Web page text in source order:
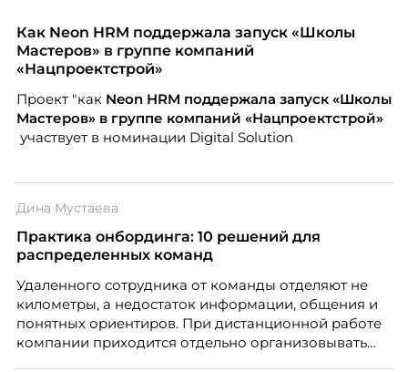
вовлечения, стоит остановиться на неудобном
факте: данные говорят ровно обратное тому, что
подсказывает интуиция. Автор свежего выпуска
People Analytics, приглашённый лектор НИУ ВШЭ и
МИФИ, автор книги «Дао женской карьеры».
Как Neon HRM поддержала запуск «Школы
Мастеров» в группе компаний
«Нацпроектстрой»
Проект "как Neon HRM поддержала запуск «Школы
Мастеров» в группе компаний «Нацпроектстрой»
участвует в номинации Digital Solution
Дина Мустаева
Практика онбординга: 10 решений для
распределенных команд
Удаленного сотрудника от команды отделяют не
километры, а недостаток информации, общения и
понятных ориентиров. При дистанционной работе
компании приходится отдельно организовывать